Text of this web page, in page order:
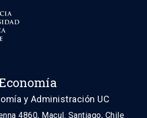
y Administración UC
4860, Macul. Santiago, Chile